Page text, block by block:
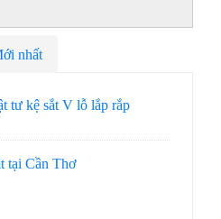
nhất
tư kệ sắt V lỗ lắp rắp
tại Cần Thơ